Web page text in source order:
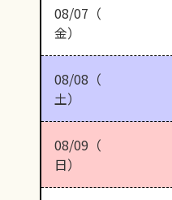
08/07（
金）
08/08（
土）
08/09（
日）